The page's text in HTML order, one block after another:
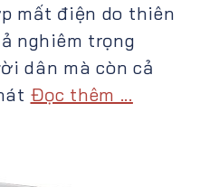
mất điện do thiên
nghiêm trọng
dân mà còn cả
Đọc thêm ...